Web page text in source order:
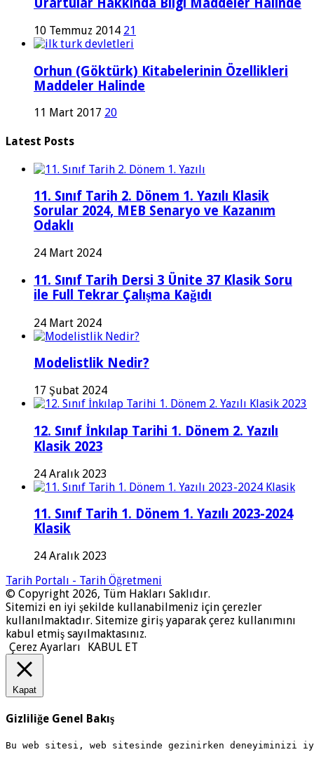
Urartular Hakkında Bilgi Maddeler Halinde
10 Temmuz 2014 21
Orhun (Göktürk) Kitabelerinin Özellikleri
Maddeler Halinde
11 Mart 2017 20
Latest Posts
11. Sınıf Tarih 2. Dönem 1. Yazılı Klasik
Sorular 2024, MEB Senaryo ve Kazanım
Odaklı
24 Mart 2024
11. Sınıf Tarih Dersi 3 Ünite 37 Klasik Soru
ile Full Tekrar Çalışma Kağıdı
24 Mart 2024
Modelistlik Nedir?
17 Şubat 2024
12. Sınıf İnkılap Tarihi 1. Dönem 2. Yazılı
Klasik 2023
24 Aralık 2023
11. Sınıf Tarih 1. Dönem 1. Yazılı 2023-2024
Klasik
24 Aralık 2023
Tarih Portalı - Tarih Öğretmeni
© Copyright 2026, Tüm Hakları Saklıdır.
Sitemizi en iyi şekilde kullanabilmeniz için çerezler
kullanılmaktadır. Sitemize giriş yaparak çerez kullanımını
kabul etmiş sayılmaktasınız.
Çerez Ayarları
KABUL ET
Kapat
Gizliliğe Genel Bakış
Bu web sitesi, web sitesinde gezinirken deneyiminizi